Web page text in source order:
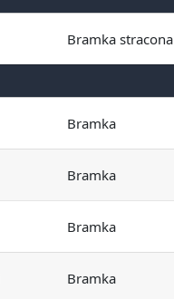
Bramka stracona
Bramka
Bramka
Bramka
Bramka